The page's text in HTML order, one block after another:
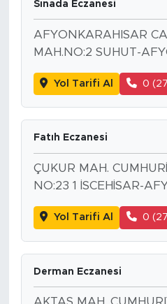
Sınada Eczanesi
AFYONKARAHISAR
MAH.NO:2 SUHUT-
Yol Tarifi Al 0
Fatıh Eczanesi
ÇUKUR MAH.
NO:23 1 İSCEHİSAR-
Yol Tarifi Al 0
Derman Eczanesi